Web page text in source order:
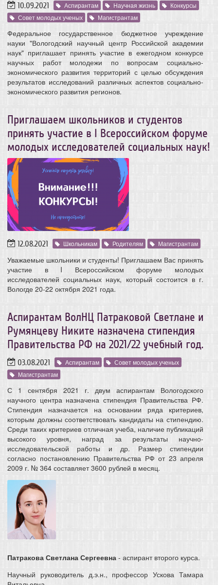
10.09.2021 Аспирантам Научная жизнь
Конкурсы
Совет молодых ученых
Магистрантам
Федеральное государственное бюджетное учреждение
науки "Вологодский научный центр Российской академии
наук" приглашает принять участие в ежегодном конкурсе
научных работ молодежи по вопросам социально-
экономического развития территорий с целью обсуждения
результатов исследований различных аспектов социально-
экономического развития регионов.
Приглашаем школьников и студентов
принять участие в I Всероссийском форуме
молодых исследователей социальных наук!
12.08.2021 Школьникам Родителям Магистрантам
Уважаемые школьники и студенты! Приглашаем Вас принять
участие в I Всероссийском форуме молодых
исследователей социальных наук, который состоится в г.
Вологде 20-22 октября 2021 года.
Аспирантам ВолНЦ Патраковой Светлане и
Румянцеву Никите назначена стипендия
Правительства РФ на 2021/22 учебный год.
03.08.2021 Аспирантам
Совет молодых ученых
Магистрантам
С 1 сентября 2021 г. двум аспирантам Вологодского
научного центра назначена стипендия Правительства РФ.
Стипендия назначается на основании ряда критериев,
которым должны соответствовать кандидаты на стипендию.
Среди таких критериев отличная учеба, наличие публикаций
высокого уровня, наград за результаты научно-
исследовательской работы и др. Размер стипендии
согласно постановлению Правительства РФ от 23 апреля
2009 г. № 364 составляет 3600 рублей в месяц.
Патракова Светлана Сергеевна - аспирант второго курса.
Научный руководитель д.э.н., профессор Ускова Тамара